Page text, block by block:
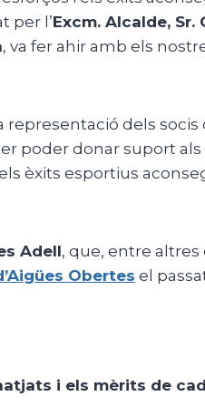
per l’Excm. Alcalde, Sr.
, va fer ahir amb els
representació dels
poder donar suport
èxits esportius
Adell, que, entre altres
Obertes el
i els mèrits de